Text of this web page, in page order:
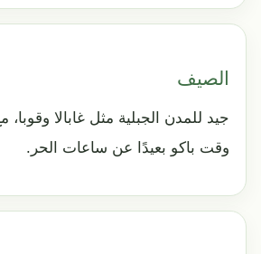
الصيف
جيد للمدن الجبلية مثل غابالا
وقت باكو بعيدًا عن ساعات الحر.